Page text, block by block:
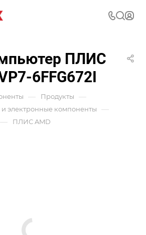
ПЛИС
6FFG672I
— Продукты —
электронные компоненты —
— ПЛИС AMD